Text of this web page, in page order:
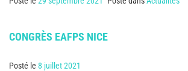
CONGRÈS EAFPS NICE
Posté le 8 juillet 2021